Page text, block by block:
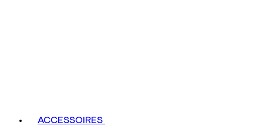
ACCESSOIRES